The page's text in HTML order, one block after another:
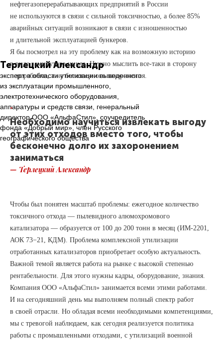
Терлецкий Александр
эксперт в области утилизации выведенного
из эксплуатации промышленного,
электротехнического оборудования,
аппаратуры и средств связи, генеральный
директор ООО «АльфаСтил», соучредитель
фонда «Добрый мир», член Русского
географического общества
нефтегазоперерабатывающих предприятий в России
не используются в связи с сильной токсичностью, а более 85%
аварийных ситуаций возникают в связи с изношенностью
и длительной эксплуатацией бункеров.
Я бы посмотрел на эту проблему как на возможную историю
в виде замкнутого цикла. Нужно мыслить все-таки в сторону
переработки, а не бесконечного захоронения.
“
Необходимо научиться извлекать выгоду
от этих отходов вместо того, чтобы
бесконечно долго их захоронением
заниматься
— Терлецкий Александр
Чтобы был понятен масштаб проблемы: ежегодное количество
токсичного отхода — пылевидного алюмохромового
катализатора — образуется от 100 до 200 тонн в месяц (ИМ-2201,
АОК 73−21, КДМ). Проблема комплексной утилизации
отработанных катализаторов приобретает особую актуальность.
Важной темой является работа на рынке с высокой степенью
рентабельности. Для этого нужны кадры, оборудование, знания.
Компания ООО «АльфаСтил» занимается всеми этими работами.
И на сегодняшний день мы выполняем полный спектр работ
в своей отрасли. Но обладая всеми необходимыми компетенциями,
мы с тревогой наблюдаем, как сегодня реализуется политика
работы с промышленными отходами, с утилизаций военной